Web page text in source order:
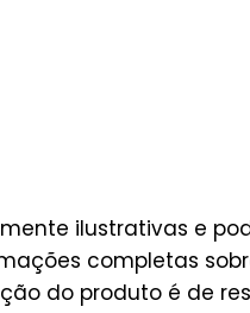
ilustrativas e
completas
do produto é de